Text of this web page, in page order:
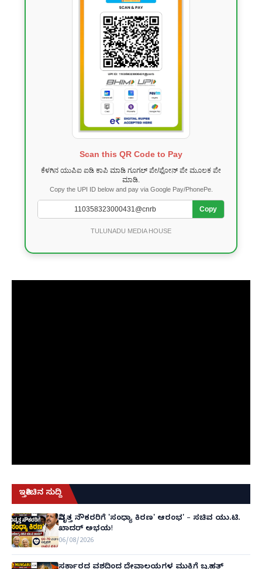
Scan this QR Code to Pay
ಕೆಳಗಿನ ಯುಪಿಐ ಐಡಿ ಕಾಪಿ ಮಾಡಿ ಗೂಗಲ್ ಪೇ/ಫೋನ್ ಪೇ ಮೂಲಕ ಪೇ
ಮಾಡಿ.
Copy the UPI ID below and pay via Google Pay/PhonePe.
Copy
TULUNADU MEDIA HOUSE
ಇತ್ತೀಚಿನ ಸುದ್ದಿ
ನಿವೃತ್ತ ನೌಕರರಿಗೆ 'ಸಂಧ್ಯಾ ಕಿರಣ' ಆರಂಭ' – ಸಚಿವ ಯು.ಟಿ.
ಖಾದರ್ ಅಭಯ!
06/08/2026